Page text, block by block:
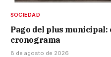
SOCIEDAD
Pago del plus
cronograma
8 de agosto de 2026